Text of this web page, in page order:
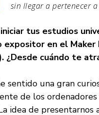
sin llegar a pertenecer
tus estudios
expositor en el Maker
¿Desde cuándo te
sentido una gran
de los
idea de presentarnos